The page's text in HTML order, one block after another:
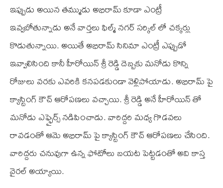
ఇప్పుడు అయిన తమ్ముడు అభిరామ్ కూడా ఎంట్రీ
ఇవ్వబోతున్నాడు అనే వార్తలు ఫిల్మ్ నగర్ సర్కిల్ లో చక్కర్లు
కొడుతున్నాయి. అయితే అభిరామ్ సినిమా ఎంట్రీ ఎప్పుడో
ఇవ్వాలిసింది కానీ హీరోయిన్ శ్రీ రెడ్డి దెబ్బకు మనోడు కొన్ని
రోజులు వరకు ఎవరికి కనపడకుండా వెళ్లిపోయాడు. అభిరామ్ పై
క్యాస్టింగ్ కౌచ్ ఆరోపణలు వచ్చాయి. శ్రీ రెడ్డి అనే హీరోయిన్ తో
మనోడు ఎఫ్ఫైర్స్ నడిపించాడు. వారిద్దరి మధ్య గొడవలు
రావడంతో ఆమె అభిరామ్ పై క్యాస్టింగ్ కౌచ్ ఆరోపణలు చేసింది.
వారిద్దరు చనువుగా ఉన్న ఫోటోలు బయట పెట్టడంతో అవి కాస్త
వైరల్ అయ్యాయి.